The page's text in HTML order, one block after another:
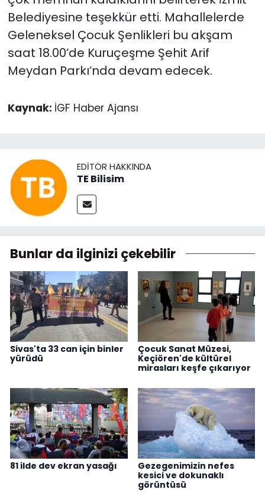
Belediyesine teşekkür etti. Mahallelerde
Geleneksel Çocuk Şenlikleri bu akşam
saat 18.00’de Kuruçeşme Şehit Arif
Meydan Parkı’nda devam edecek.
Kaynak: İGF Haber Ajansı
EDITÖR HAKKINDA
TE Bilisim
Bunlar da ilginizi çekebilir
Sivas'ta 33 can için binler
yürüdü
Çocuk Sanat Müzesi,
Keçiören'de kültürel
mirasları keşfe çıkarıyor
81 ilde dev ekran yasağı
Gezegenimizin nefes
kesici ve dokunaklı
görüntüsü